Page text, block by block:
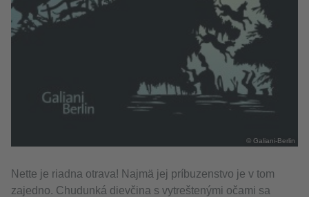
© Galiani-Berlin
Nette je riadna otrava! Najmä jej príbuzenstvo je v tom
zajedno. Chudunká dievčina s vytreštenými očami sa